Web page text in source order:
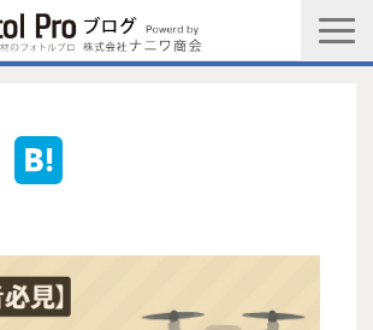
メルマガ登録
写真館協会新規登録申込み